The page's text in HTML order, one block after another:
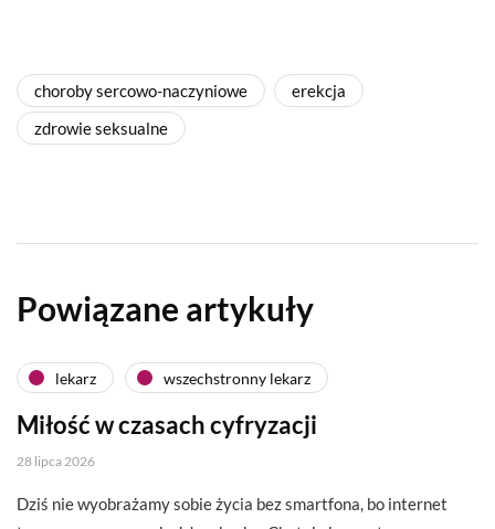
choroby sercowo-naczyniowe
erekcja
zdrowie seksualne
Powiązane artykuły
lekarz wszechstronny lekarz
Miłość w czasach cyfryzacji
28 lipca 2026
Dziś nie wyobrażamy sobie życia bez smartfona, bo internet